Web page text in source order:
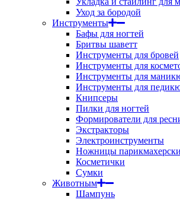
Уход за бородой
Инструменты
Бафы для ногтей
Бритвы шаветт
Инструменты для бровей
Инструменты для
Инструменты для
Инструменты для
Книпсеры
Пилки для ногтей
Формирователи для
Экстракторы
Электроинструменты
Ножницы
Косметички
Сумки
Животным
Шампунь